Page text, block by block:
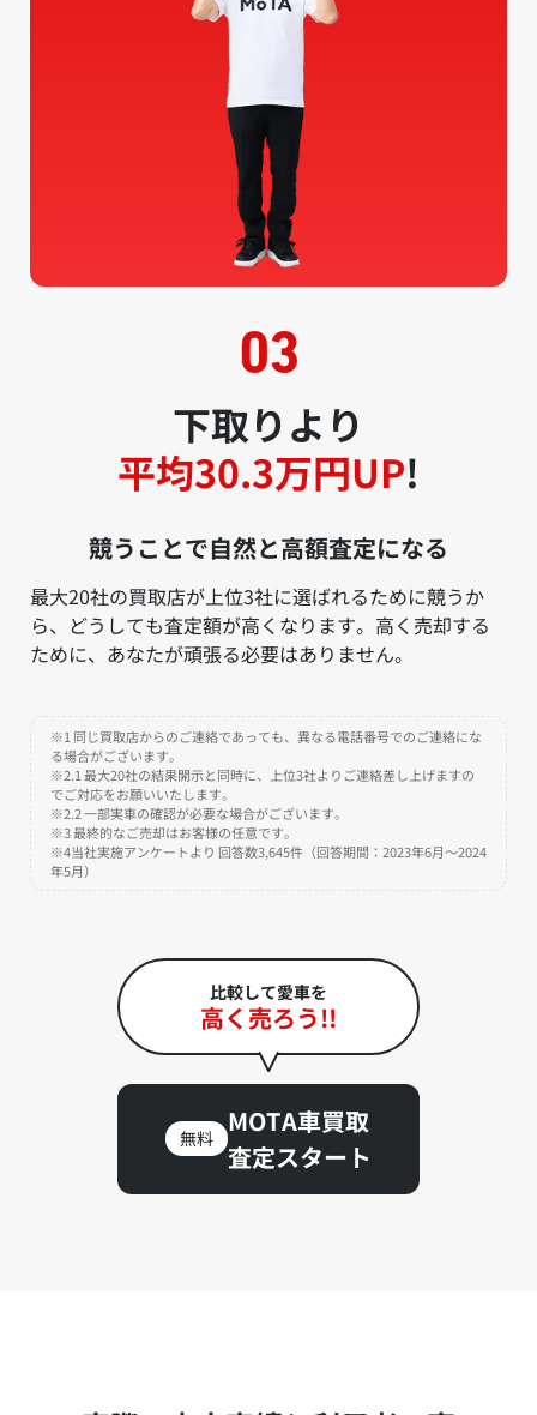
下取りより
平均30.3万円UP!
競うことで自然と高額査定になる
最大20社の買取店が上位3社に選ばれるために競うか
ら、どうしても査定額が高くなります。高く売却する
ために、あなたが頑張る必要はありません。
※1 同じ買取店からのご連絡であっても、異なる電話番号でのご連絡にな
る場合がございます。
※2.1 最大20社の結果開示と同時に、上位3社よりご連絡差し上げますの
でご対応をお願いいたします。
※2.2 一部実車の確認が必要な場合がございます。
※3 最終的なご売却はお客様の任意です。
※4当社実施アンケートより 回答数3,645件（回答期間：2023年6月～2024
年5月）
比較して愛車を
高く売ろう!!
無料
MOTA車買取
査定スタート